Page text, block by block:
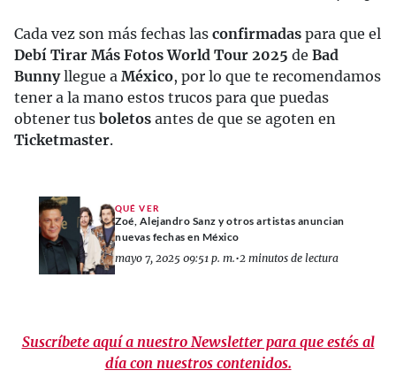
Cada vez son más fechas las confirmadas para que el
Debí Tirar Más Fotos World Tour 2025 de Bad
Bunnyllegue a México, por lo que te recomendamos
tener a la mano estos trucos para que puedas
obtener tus boletos antes de que se agoten en
Ticketmaster.
QUÉ VER
Zoé, Alejandro Sanz y otros artistas anuncian
nuevas fechas en México
mayo 7, 2025 09:51 p. m.•2 minutos de lectura
Suscríbete aquí a nuestro Newsletter para que estés al
día con nuestros contenidos.